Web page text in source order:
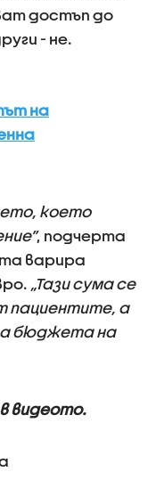
достъп до
- не.
на
което
, подчерта
варира
„Тази сума се
пациентите, а
бюджета на
видеото.